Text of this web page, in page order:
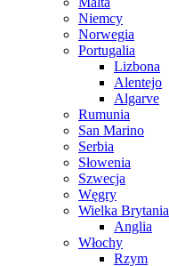
Niemcy
Norwegia
Portugalia
Lizbona
Alentejo
Algarve
Rumunia
San Marino
Serbia
Słowenia
Szwecja
Węgry
Wielka Brytania
Anglia
Włochy
Rzym